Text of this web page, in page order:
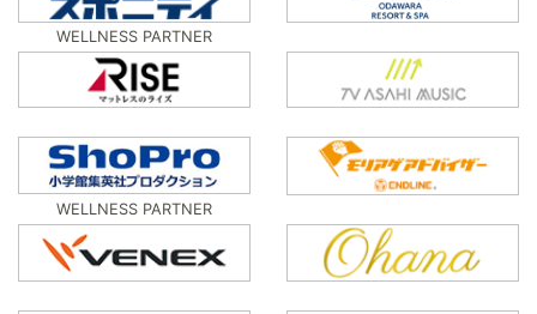
WELLNESS PARTNER
WELLNESS PARTNER